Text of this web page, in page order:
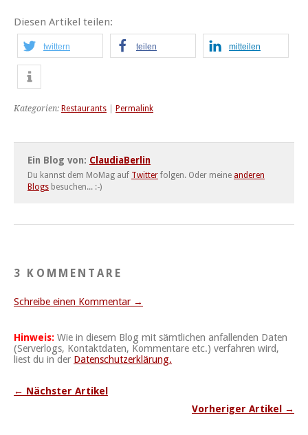
Diesen Artikel teilen:
twittern teilen mitteilen
Kategorien: Restaurants Permalink
Ein Blog von: ClaudiaBerlin
Du kannst dem MoMag auf Twitter folgen. Oder meine anderen
Blogs besuchen... :-)
3 KOMMENTARE
Schreibe einen Kommentar →
Hinweis: Wie in diesem Blog mit sämtlichen anfallenden Daten
(Serverlogs, Kontaktdaten, Kommentare etc.) verfahren wird,
liest du in der Datenschutzerklärung.
← Nächster Artikel
Vorheriger Artikel →